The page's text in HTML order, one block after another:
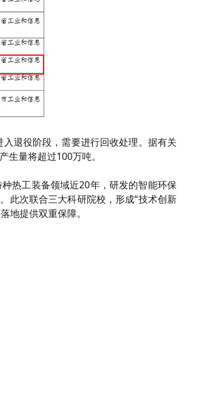
退役阶段，需要进行回收处理。据有关
生量将超过100万吨。
热工装备领域近20年，研发的智能环保
此次联合三大科研院校，形成“技术创新
地提供双重保障。